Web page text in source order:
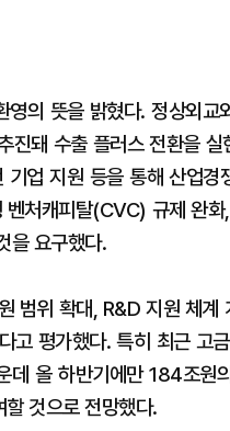
영의 뜻을 밝혔다. 정상외
진돼 수출 플러스 전환을
업 지원 등을 통해 산업
처캐피탈(CVC) 규제 완
을 요구했다.
범위 확대, R&D 지원 체
고 평가했다. 특히 최근 고
데 올 하반기에만 184조원
것으로 전망했다.